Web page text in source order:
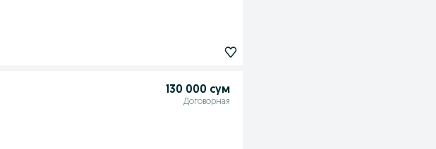
130 000 сум
Договорная